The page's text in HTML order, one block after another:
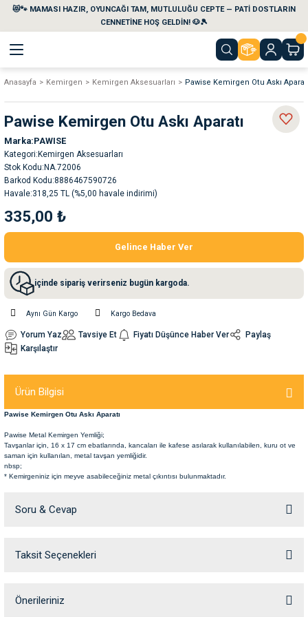
😻🐾 MAMASI HAZIR, OYUNCAĞI TAM, MUTLULUĞU CEPTE — PATİ DOSTLARIN
CENNETİNE HOŞ GELDİN! 🐶🎾
Geri Dön
Geri Dön
Temizlik Ürünleri
Su Kabları
Kemikleri
Seyahat Ürünleri
Geri Dön
Geri Dön
Geri Dön
Geri Dön
Anasayfa Kemirgen Kemirgen Aksesuarları Pawise Kemirgen Otu Askı
Pawise Kemirgen Otu Askı Aparatı
Marka PAWISE
Kategori Kemirgen Aksesuarları
Stok Kodu NA.72006
Barkod Kodu 8886467590726
Havale 318,25 TL (%5,00 havale indirimi)
335,00 ₺
Gelince Haber Ver
içinde sipariş verirseniz bugün kargoda.
Aynı Gün Kargo Kargo Bedava
Yorum Yaz Tavsiye Et Fiyatı Düşünce Haber Ver
Paylaş
Karşılaştır
Ürün Bilgisi
Pawise Kemirgen Otu Askı Aparatı
Pawise Metal Kemirgen Yemliği;
Tavşanlar için, 16 x 17 cm ebatlarında, kancaları ile kafese asılarak kullanılabilen, kuru ot ve
saman için kullanılan, metal tavşan yemliğidir.
nbsp;
* Kemirgeniniz için meyve asabileceğiniz metal çıkıntısı bulunmaktadır.
Soru & Cevap
Ürün hakkında henüz soru sorulmamış.
Taksit Seçenekleri
Önerileriniz